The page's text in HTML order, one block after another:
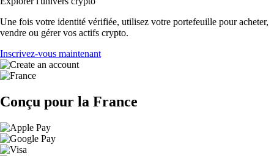
Une fois votre identité vérifiée, utilisez votre portefeuille pour acheter,
vendre ou gérer vos actifs crypto.
Inscrivez-vous maintenant
Conçu pour la France